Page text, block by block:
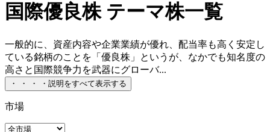
国際優良株 テーマ株一覧
一般的に、資産内容や企業業績が優れ、配当率も高く安定し
ている銘柄のことを「優良株」というが、なかでも知名度の
高さと国際競争力を武器にグローバ...
・ ・ ・ ・ 説明をすべて表示する
市場